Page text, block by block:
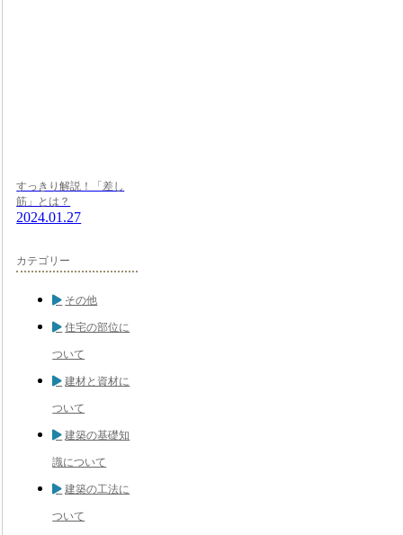
すっきり解説！「差し
筋」とは？
2024.01.27
カテゴリー
その他
住宅の部位に
ついて
建材と資材に
ついて
建築の基礎知
識について
建築の工法に
ついて